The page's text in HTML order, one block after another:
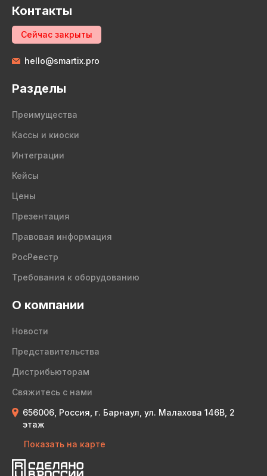
Контакты
Сейчас закрыты
hello@smartix.pro
Разделы
Преимущества
Кассы и киоски
Интеграции
Кейсы
Цены
Презентация
Правовая информация
РосРеестр
Требования к оборудованию
О компании
Новости
Представительства
Дистрибьюторам
Свяжитесь с нами
656006, Россия, г. Барнаул, ул. Малахова 146В, 2
этаж
Показать на карте